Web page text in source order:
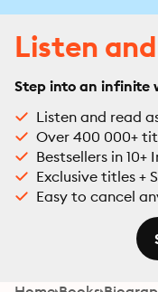
Listen
Step into an infinite
Listen and read
Over 400 000+
Bestsellers in 10+
Exclusive titles +
Easy to cancel